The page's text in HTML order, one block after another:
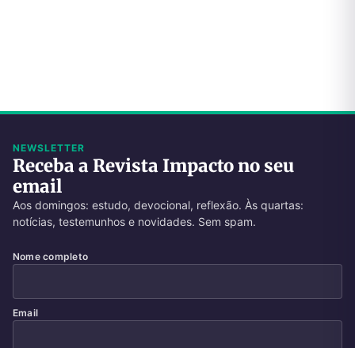
NEWSLETTER
Receba a Revista Impacto no seu
email
Aos domingos: estudo, devocional, reflexão. Às quartas:
notícias, testemunhos e novidades. Sem spam.
Nome completo
Email